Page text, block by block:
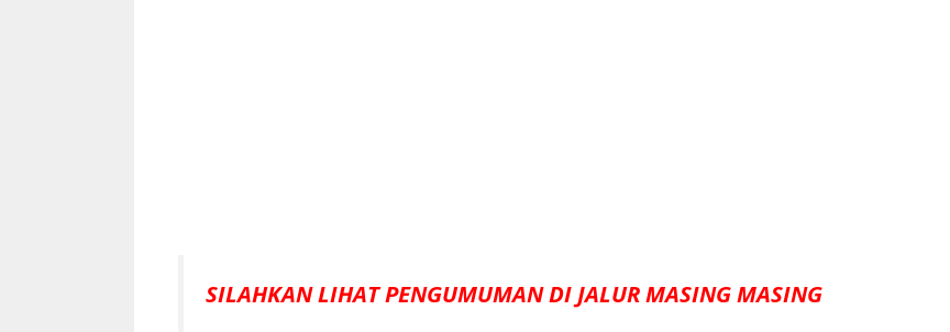
SILAHKAN LIHAT PENGUMUMAN DI JALUR MASING MASING